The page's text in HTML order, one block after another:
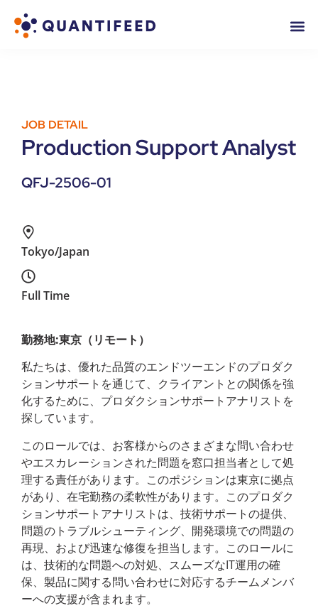
JOB DETAIL
Production Support Analyst
QFJ-2506-01
Tokyo/Japan
Full Time
勤務地:東京（リモート）
私たちは、優れた品質のエンドツーエンドのプロダク
ションサポートを通じて、クライアントとの関係を強
化するために、プロダクションサポートアナリストを
探しています。
このロールでは、お客様からのさまざまな問い合わせ
やエスカレーションされた問題を窓口担当者として処
理する責任があります。このポジションは東京に拠点
があり、在宅勤務の柔軟性があります。このプロダク
ションサポートアナリストは、技術サポートの提供、
問題のトラブルシューティング、開発環境での問題の
再現、および迅速な修復を担当します。このロールに
は、技術的な問題への対処、スムーズなIT運用の確
保、製品に関する問い合わせに対応するチームメンバ
ーへの支援が含まれます。